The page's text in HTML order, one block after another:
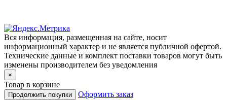
Вся информация, размещенная на сайте, носит
информационный характер и не является публичной офертой.
Технические данные и комплект поставки товаров могут быть
изменены производителем без уведомления
×
Товар в корзине
Продолжить покупки Оформить заказ